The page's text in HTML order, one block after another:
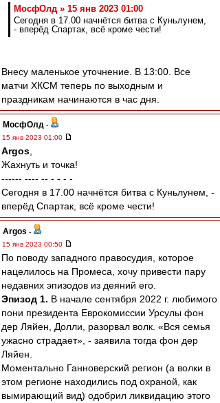
МосфОлд » 15 янв 2023 01:00
Сегодня в 17.00 начнётся битва с Куньлунем,
- вперёд Спартак, всё кроме чести!
Внесу маленькое уточнение. В 13:00. Все
матчи ХКСМ теперь по выходным и
праздникам начинаются в час дня.
МосфОлд -
15 янв 2023 01:00
Argos
Жахнуть и точка!
------ ---- -- - - - -
Сегодня в 17.00 начнётся битва с Куньлунем, -
вперёд Спартак, всё кроме чести!
Argos -
15 янв 2023 00:50
По поводу западного правосудия, которое
нацелилось на Промеса, хочу привести пару
недавних эпизодов из деяний его.
Эпизод 1. В начале сентября 2022 г. любимого
пони президента Еврокомиссии Урсулы фон
дер Ляйен, Долли, разорвал волк. «Вся семья
ужасно страдает», - заявила тогда фон дер
Ляйен.
Моментально Ганноверский регион (а волки в
этом регионе находились под охраной, как
вымирающий вид) одобрил ликвидацию этого